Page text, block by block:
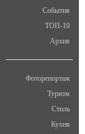
События
ТОП-10
Архив
Фоторепортаж
Туризм
Стиль
Кухня